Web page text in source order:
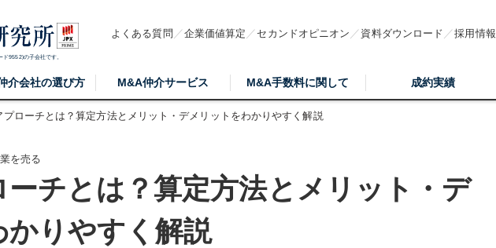
9552)の子会社です。
よくある質問 企業価値算定 セカンドオピニオン 資料ダウンロード 採用情報
介会社の選び方 M&A仲介サービス M&A手数料に関して 成約実績
プローチとは？算定方法とメリット・デメリットをわかりやすく解説
を売る
ーチとは？算定方法とメリット・デ
りやすく解説